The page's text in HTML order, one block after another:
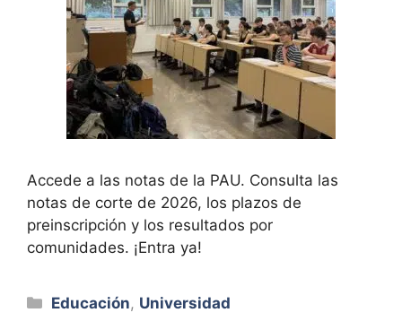
Accede a las notas de la PAU. Consulta las
notas de corte de 2026, los plazos de
preinscripción y los resultados por
comunidades. ¡Entra ya!
Categorías
Educación, Universidad